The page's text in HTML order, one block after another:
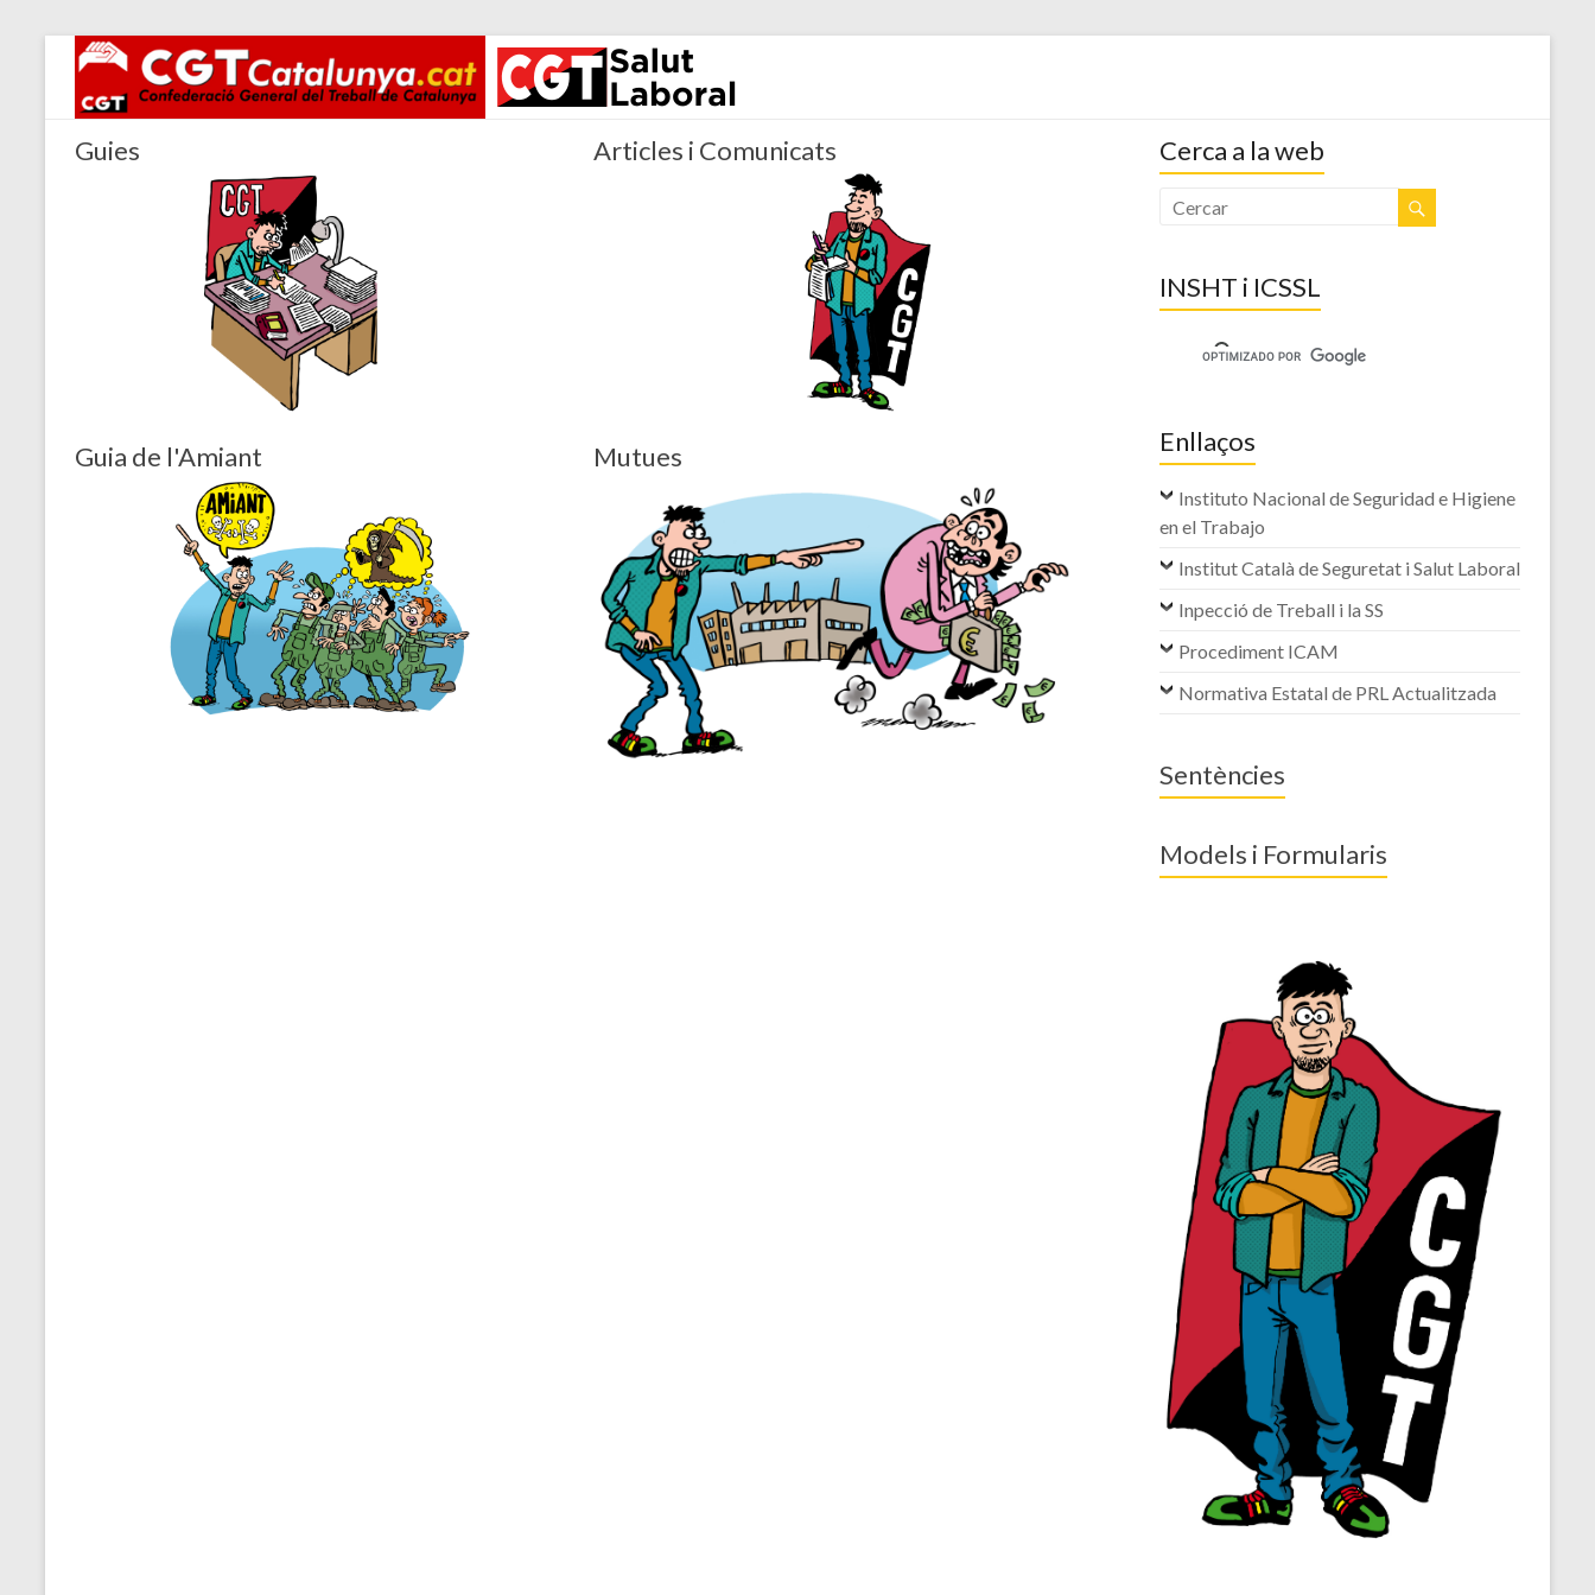
Guies Articles i Comunicats
Guia de l'Amiant Mutues
Cerca a la web
INSHT i ICSSL
Enllaços
Instituto Nacional de Seguridad e Higiene
en el Trabajo
Institut Català de Seguretat i Salut Laboral
Inpecció de Treball i la SS
Procediment ICAM
Normativa Estatal de PRL Actualitzada
Sentències
Models i Formularis